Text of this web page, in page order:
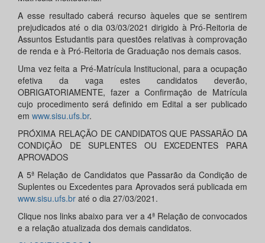
A esse resultado caberá recurso àqueles que se sentirem
prejudicados até o dia 03/03/2021 dirigido à Pró-Reitoria de
Assuntos Estudantis para questões relativas à comprovação
de renda e à Pró-Reitoria de Graduação nos demais casos.
Uma vez feita a Pré-Matrícula Institucional, para a ocupação
efetiva da vaga estes candidatos deverão,
OBRIGATORIAMENTE, fazer a Confirmação de Matrícula
cujo procedimento será definido em Edital a ser publicado
em www.sisu.ufs.br.
PRÓXIMA RELAÇÃO DE CANDIDATOS QUE PASSARÃO DA
CONDIÇÃO DE SUPLENTES OU EXCEDENTES PARA
APROVADOS
A 5ª Relação de Candidatos que Passarão da Condição de
Suplentes ou Excedentes para Aprovados será publicada em
www.sisu.ufs.br até o dia 27/03/2021.
Clique nos links abaixo para ver a 4ª Relação de convocados
e a relação atualizada dos demais candidatos.